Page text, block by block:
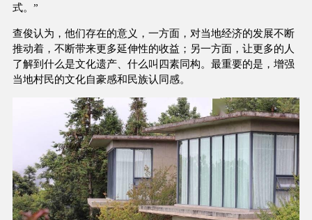
式。”
查俊认为，他们存在的意义，一方面，对当地经济的发展不断
推动着，不断带来更多延伸性的收益；另一方面，让更多的人
了解到什么是文化遗产、什么叫四素同构。最重要的是，增强
当地村民的文化自豪感和民族认同感。